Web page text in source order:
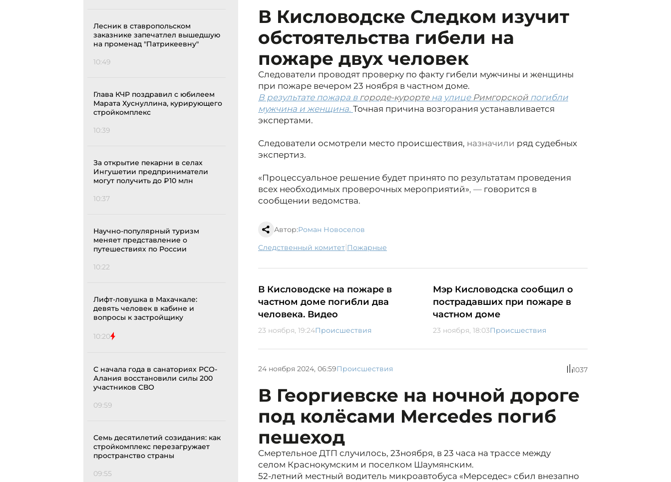
Лесник в ставропольском
заказнике запечатлел вышедшую
на променад "Патрикеевну"
10:49
Глава КЧР поздравил с юбилеем
Марата Хуснуллина, курирующего
стройкомплекс
10:39
За открытие пекарни в селах
Ингушетии предприниматели
могут получить до ₽10 млн
10:37
Научно-популярный туризм
меняет представление о
путешествиях по России
10:22
Лифт-ловушка в Махачкале:
девять человек в кабине и
вопросы к застройщику
10:20
С начала года в санаториях РСО-
Алания восстановили силы 200
участников СВО
09:59
Семь десятилетий созидания: как
стройкомплекс перезагружает
пространство страны
09:55
В Кисловодске Следком изучит
обстоятельства гибели на
пожаре двух человек
Следователи проводят проверку по факту гибели мужчины и женщины
при пожаре вечером 23 ноября в частном доме.
В результате пожара в городе-курортена улице Римгорской погибли
мужчина и женщина. Точная причина возгорания устанавливается
экспертами.
Следователи осмотрели место происшествия, назначили ряд судебных
экспертиз.
«Процессуальное решение будет принято по результатам проведения
всех необходимых проверочных мероприятий», — говорится в
сообщении ведомства.
Автор:Роман Новоселов
следственный комитет| пожарные
В Кисловодске на пожаре в
частном доме погибли два
человека. Видео
23 ноября, 19:24Происшествия
Мэр Кисловодска сообщил о
пострадавших при пожаре в
частном доме
23 ноября, 18:03Происшествия
24 ноября 2024, 06:59Происшествия 1037
В Георгиевске на ночной дороге
под колёсами Mercedes погиб
пешеход
Смертельное ДТП случилось, 23ноября, в 23 часа на трассе между
селом Краснокумским и поселком Шаумянским.
52-летний местный водитель микроавтобуса «Мерседес» сбил внезапно